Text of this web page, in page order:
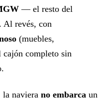
— el resto del
Al revés, con
(muebles,
completo sin
la naviera no embarca un